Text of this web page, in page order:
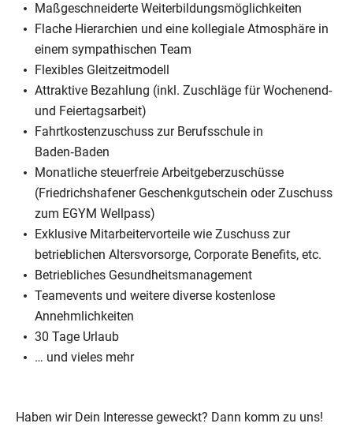
Maßgeschneiderte Weiterbildungsmöglichkeiten
Flache Hierarchien und eine kollegiale Atmosphäre in
einem sympathischen Team
Flexibles Gleitzeitmodell
Attraktive Bezahlung (inkl. Zuschläge für Wochenend-
und Feiertagsarbeit)
Fahrtkostenzuschuss zur Berufsschule in
Baden‑Baden
Monatliche steuerfreie Arbeitgeberzuschüsse
(Friedrichshafener Geschenkgutschein oder Zuschuss
zum EGYM Wellpass)
Exklusive Mitarbeitervorteile wie Zuschuss zur
betrieblichen Altersvorsorge, Corporate Benefits, etc.
Betriebliches Gesundheitsmanagement
Teamevents und weitere diverse kostenlose
Annehmlichkeiten
30 Tage Urlaub
… und vieles mehr
Haben wir Dein Interesse geweckt? Dann komm zu uns!